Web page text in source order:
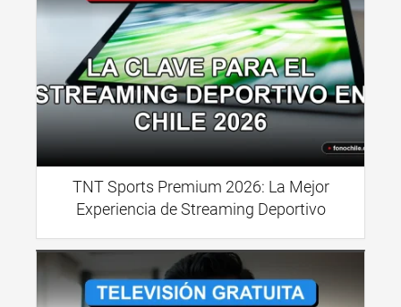
TNT Sports Premium 2026: La Mejor
Experiencia de Streaming Deportivo